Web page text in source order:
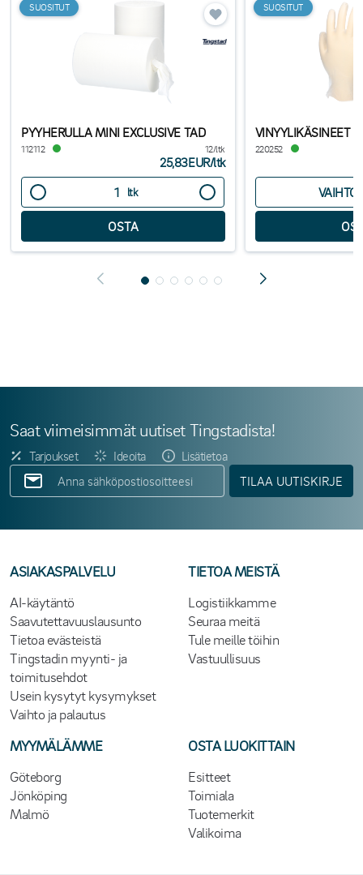
SUOSITUT
PYYHERULLA MINI EXCLUSIVE TAD
112112 12/ltk
25,83EUR/ltk
ltk
SUOSITUT
VINYYLIKÄSINEET
220252
Saat viimeisimmät uutiset Tingstadista!
Tarjoukset Ideoita
Lisätietoa
TILAA UUTISKIRJE
ASIAKASPALVELU
AI-käytäntö
Saavutettavuuslausunto
Tietoa evästeistä
Tingstadin myynti- ja
toimitusehdot
Usein kysytyt kysymykset
Vaihto ja palautus
TIETOA MEISTÄ
Logistiikkamme
Seuraa meitä
Tule meille töihin
Vastuullisuus
MYYMÄLÄMME
Göteborg
Jönköping
Malmö
OSTA LUOKITTAIN
Esitteet
Toimiala
Tuotemerkit
Valikoima